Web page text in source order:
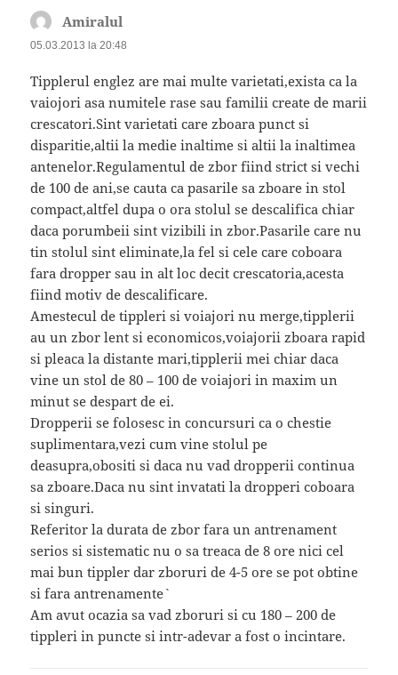
Amiralul
05.03.2013 la 20:48
Tipplerul englez are mai multe varietati,exista ca la
vaiojori asa numitele rase sau familii create de marii
crescatori.Sint varietati care zboara punct si
disparitie,altii la medie inaltime si altii la inaltimea
antenelor.Regulamentul de zbor fiind strict si vechi
de 100 de ani,se cauta ca pasarile sa zboare in stol
compact,altfel dupa o ora stolul se descalifica chiar
daca porumbeii sint vizibili in zbor.Pasarile care nu
tin stolul sint eliminate,la fel si cele care coboara
fara dropper sau in alt loc decit crescatoria,acesta
fiind motiv de descalificare.
Amestecul de tippleri si voiajori nu merge,tipplerii
au un zbor lent si economicos,voiajorii zboara rapid
si pleaca la distante mari,tipplerii mei chiar daca
vine un stol de 80 – 100 de voiajori in maxim un
minut se despart de ei.
Dropperii se folosesc in concursuri ca o chestie
suplimentara,vezi cum vine stolul pe
deasupra,obositi si daca nu vad dropperii continua
sa zboare.Daca nu sint invatati la dropperi coboara
si singuri.
Referitor la durata de zbor fara un antrenament
serios si sistematic nu o sa treaca de 8 ore nici cel
mai bun tippler dar zboruri de 4-5 ore se pot obtine
si fara antrenamente`
Am avut ocazia sa vad zboruri si cu 180 – 200 de
tippleri in puncte si intr-adevar a fost o incintare.